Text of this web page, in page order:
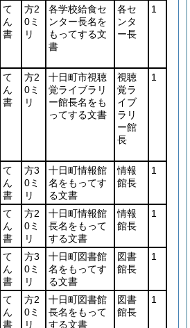
て
ん
書
方2
0ミ
リ
各学校給食セ
ンター長名を
もってする文
書
各セ
ンタ
ー長
1
て
ん
書
方2
0ミ
リ
十日町市視聴
覚ライブラリ
ー館長名をも
ってする文書
視聴
覚ラ
イブ
ラリ
ー館
長
1
て
ん
書
方3
0ミ
リ
十日町情報館
名をもってす
る文書
情報
館長
1
て
ん
書
方2
0ミ
リ
十日町情報館
長名をもって
する文書
情報
館長
1
て
ん
書
方3
0ミ
リ
十日町図書館
名をもってす
る文書
図書
館長
1
て
ん
書
方2
0ミ
リ
十日町図書館
長名をもって
する文書
図書
館長
1